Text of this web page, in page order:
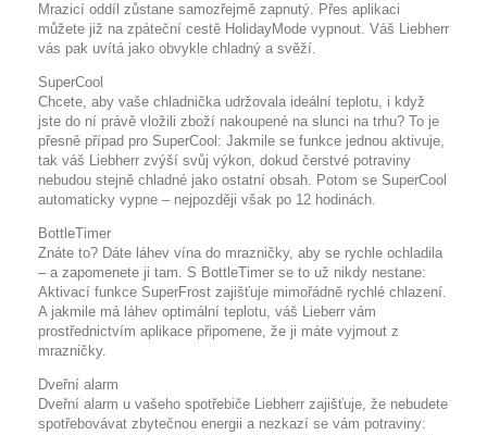
Mrazicí oddíl zůstane samozřejmě zapnutý. Přes aplikaci
můžete již na zpáteční cestě HolidayMode vypnout. Váš Liebherr
vás pak uvítá jako obvykle chladný a svěží.
SuperCool
Chcete, aby vaše chladnička udržovala ideální teplotu, i když
jste do ní právě vložili zboží nakoupené na slunci na trhu? To je
přesně případ pro SuperCool: Jakmile se funkce jednou aktivuje,
tak váš Liebherr zvýší svůj výkon, dokud čerstvé potraviny
nebudou stejně chladné jako ostatní obsah. Potom se SuperCool
automaticky vypne – nejpozději však po 12 hodinách.
BottleTimer
Znáte to? Dáte láhev vína do mrazničky, aby se rychle ochladila
– a zapomenete ji tam. S BottleTimer se to už nikdy nestane:
Aktivací funkce SuperFrost zajišťuje mimořádně rychlé chlazení.
A jakmile má láhev optimální teplotu, váš Lieberr vám
prostřednictvím aplikace připomene, že ji máte vyjmout z
mrazničky.
Dveřní alarm
Dveřní alarm u vašeho spotřebiče Liebherr zajišťuje, že nebudete
spotřebovávat zbytečnou energii a nezkazí se vám potraviny: